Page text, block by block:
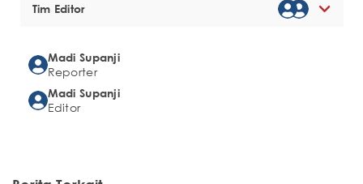
Tim Editor
Madi Supanji
Reporter
Madi Supanji
Editor